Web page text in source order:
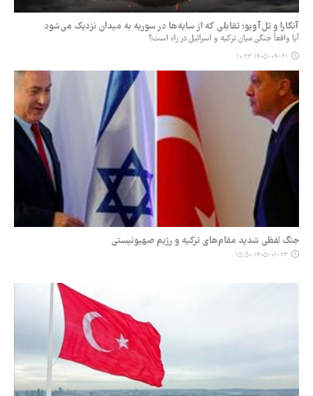
آنکارا و تل‌آویو؛ تقابلی که از سایه‌ها در سوریه به میدان نزدیک می‌شود
آیا واقعاً جنگی میان ترکیه و اسرائیل در راه است؟
۱۴۰۵-۰۴-۲۱ ۱۰:۲۳
جنگ لفظی شدید مقام‌های ترکیه و رژیم صهیونیستی
۱۴۰۵-۰۱-۲۳ ۱۵:۵۰